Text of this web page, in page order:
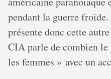
pendant la guerre
présente donc cette
CIA parle de combien
les femmes » avec un